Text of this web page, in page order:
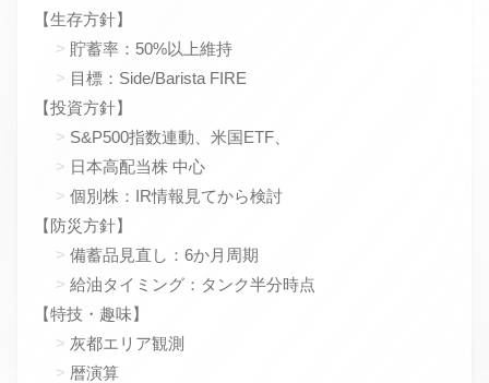
【生存方針】
貯蓄率：50%以上維持
目標：Side/Barista FIRE
【投資方針】
S&P500指数連動、米国ETF、
日本高配当株 中心
個別株：IR情報見てから検討
【防災方針】
備蓄品見直し：6か月周期
給油タイミング：タンク半分時点
【特技・趣味】
灰都エリア観測
暦演算